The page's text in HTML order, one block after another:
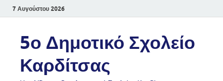
7 Αυγούστου 2026
5ο Δημοτικό Σχολείο
Καρδίτσας